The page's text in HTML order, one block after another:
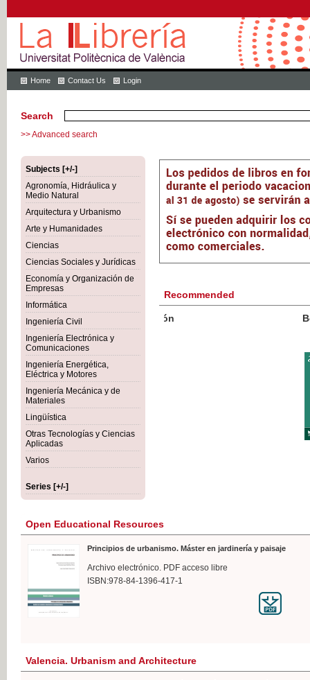
Home Contact Us Login
Search
>> Advanced search
Subjects [+/-]
Agronomía, Hidráulica y
Medio Natural
Arquitectura y Urbanismo
Arte y Humanidades
Ciencias
Ciencias Sociales y Jurídicas
Economía y Organización de
Empresas
Informática
Ingeniería Civil
Ingeniería Electrónica y
Comunicaciones
Ingeniería Energética,
Eléctrica y Motores
Ingeniería Mecánica y de
Materiales
Lingüística
Otras Tecnologías y Ciencias
Aplicadas
Varios
Series [+/-]
Recommended
Botánica Agroalimentaria
Open Educational Resources
Principios de urbanismo. Máster en jardinería y paisaje
Archivo electrónico. PDF acceso libre
ISBN:978-84-1396-417-1
Valencia. Urbanism and Architecture